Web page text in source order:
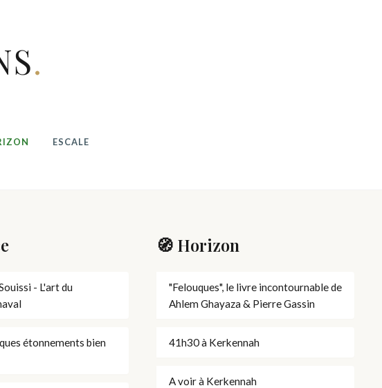
.
ESCALE
- L'art du
étonnements bien
🧭 Horizon
"Felouques", le livre incontournable de
Ahlem Ghayaza & Pierre Gassin
41h30 à Kerkennah
A voir à Kerkennah